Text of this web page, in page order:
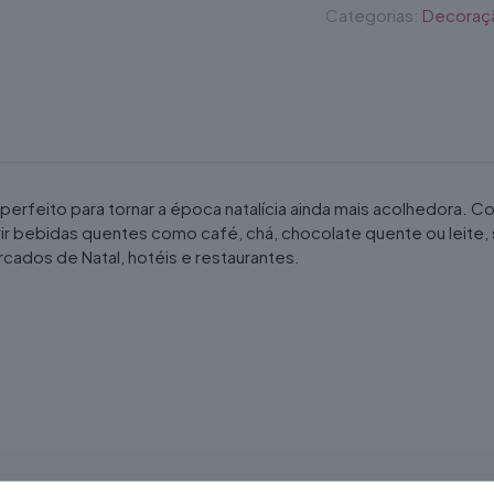
Categorias:
para tornar a época natalícia ainda mais acolhedora.
bebidas quentes como café, chá, chocolate quente ou
de Natal, hotéis e restaurantes.